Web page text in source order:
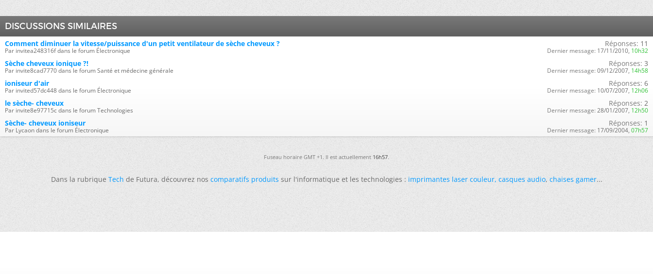
DISCUSSIONS SIMILAIRES
Comment diminuer la vitesse/puissance d'un petit ventilateur de sèche cheveux ?
Par invitea248316f dans le forum Électronique
Réponses: 11
Dernier message: 17/11/2010, 10h32
Sèche cheveux ionique ?!
Par invite8cad7770 dans le forum Santé et médecine générale
Réponses: 3
Dernier message: 09/12/2007, 14h58
ioniseur d'air
Par invited57dc448 dans le forum Électronique
Réponses: 6
Dernier message: 10/07/2007, 12h06
le sèche- cheveux
Par invite8e97715c dans le forum Technologies
Réponses: 2
Dernier message: 28/01/2007, 12h50
Sèche- cheveux ioniseur
Par Lycaon dans le forum Électronique
Réponses: 1
Dernier message: 17/09/2004, 07h57
Fuseau horaire GMT +1. Il est actuellement16h57.
Dans la rubriqueTechde Futura, découvrez noscomparatifs produitssur l'informatique et les technologies :imprimantes laser couleur,casques audio,chaises gamer...